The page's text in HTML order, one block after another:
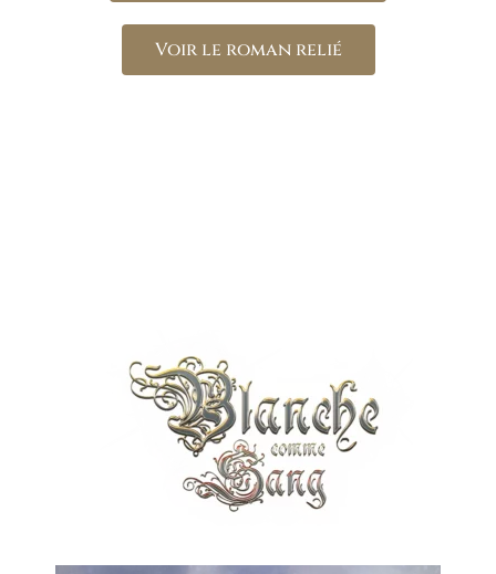
Voir le roman relié